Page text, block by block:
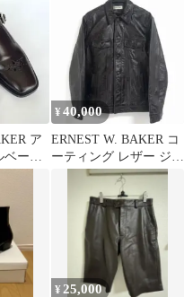
ア
ベーカ
¥ 40,000
ERNEST W. BAKER コ
ーティング レザー ジャ
ケット ブラック
¥ 25,000